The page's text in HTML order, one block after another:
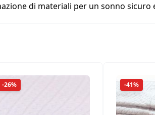
di materiali per un sonno sicuro
-26% -41%